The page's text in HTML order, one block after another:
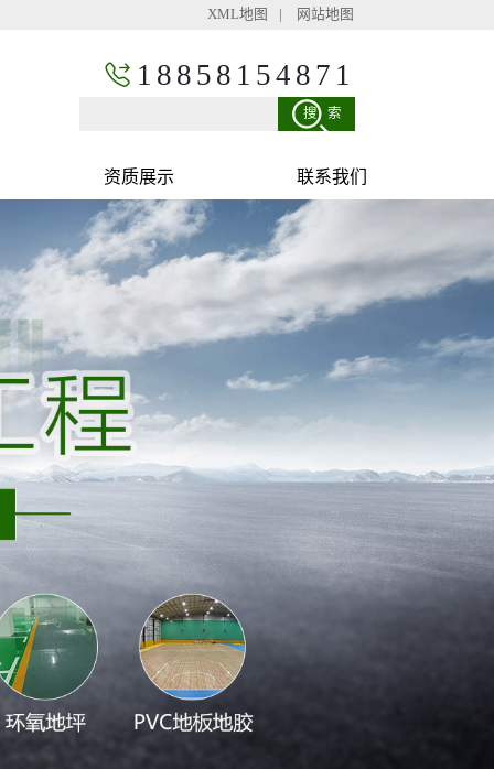
XML地图 网站地图
18858154871
搜索
资质展示 联系我们